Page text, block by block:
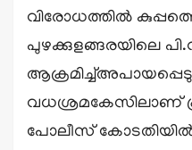
വിരോധത്തില്‍
പുഴക്കുളങ്ങരയിലെ
വധശ്രമകേസിലാണ്
പോലീസ് കോടതിയിൽ